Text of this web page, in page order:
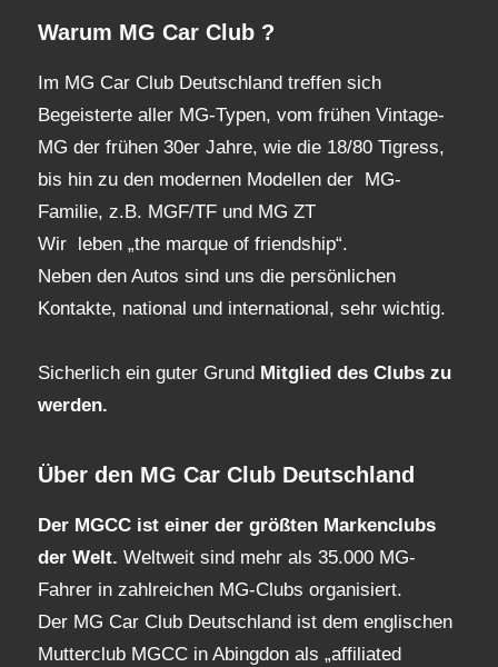
Warum MG Car Club ?
Im MG Car Club Deutschland treffen sich
Begeisterte aller MG-Typen, vom frühen Vintage-
MG der frühen 30er Jahre, wie die 18/80 Tigress,
bis hin zu den modernen Modellen der MG-
Familie, z.B. MGF/TF und MG ZT
Wir leben „the marque of friendship“.
Neben den Autos sind uns die persönlichen
Kontakte, national und international, sehr wichtig.
Sicherlich ein guter Grund Mitglied des Clubs zu
werden.
Über den MG Car Club Deutschland
Der MGCC ist einer der größten Markenclubs
der Welt. Weltweit sind mehr als 35.000 MG-
Fahrer in zahlreichen MG-Clubs organisiert.
Der MG Car Club Deutschland ist dem englischen
Mutterclub MGCC in Abingdon als „affiliated